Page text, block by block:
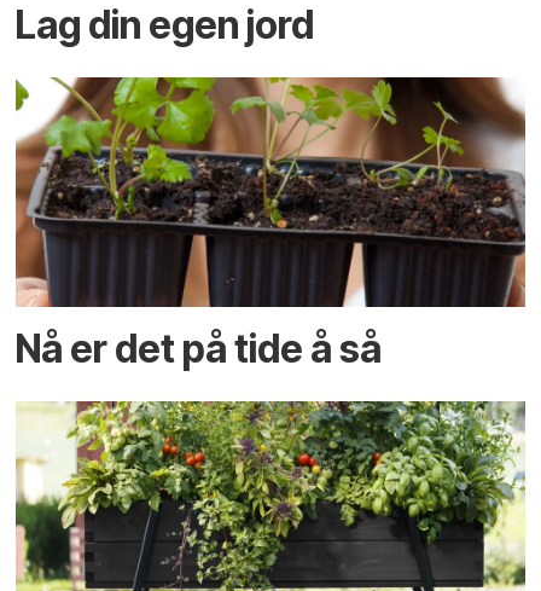
Lag din egen jord
Nå er det på tide å så